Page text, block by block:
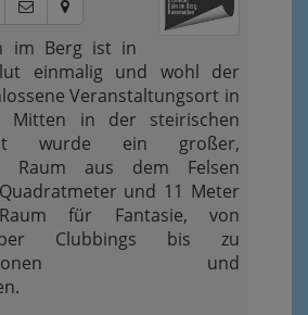
im Berg ist in
einmalig und wohl der
Veranstaltungsort in
Mitten in der steirischen
wurde ein großer,
Raum aus dem Felsen
und 11 Meter
für Fantasie, von
Clubbings bis zu
und